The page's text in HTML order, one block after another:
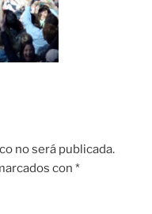
no será publicada.
con *